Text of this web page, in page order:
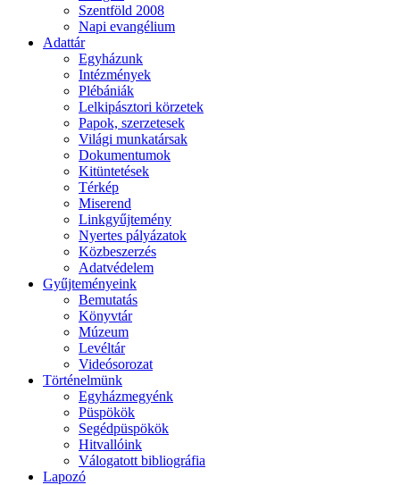
Szentföld 2008
Napi evangélium
Adattár
Egyházunk
Intézmények
Plébániák
Lelkipásztori körzetek
Papok, szerzetesek
Világi munkatársak
Dokumentumok
Kitüntetések
Térkép
Miserend
Linkgyűjtemény
Nyertes pályázatok
Közbeszerzés
Adatvédelem
Gyűjteményeink
Bemutatás
Könyvtár
Múzeum
Levéltár
Videósorozat
Történelmünk
Egyházmegyénk
Püspökök
Segédpüspökök
Hitvallóink
Válogatott bibliográfia
Lapozó